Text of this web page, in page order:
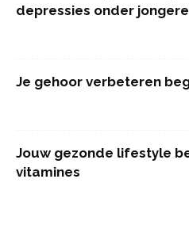
depressies onder
Je gehoor verbeteren
Jouw gezonde lifestyle
vitamines